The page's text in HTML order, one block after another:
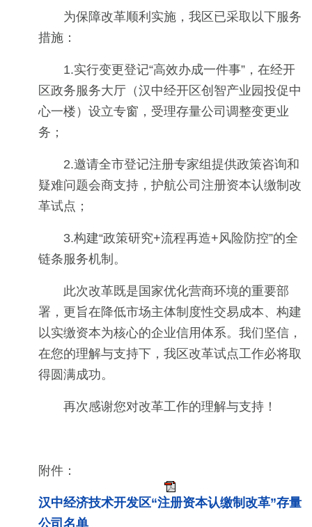
为保障改革顺利实施，我区已采取以下服务
措施：
1.实行变更登记“高效办成一件事”，在经开
区政务服务大厅（汉中经开区创智产业园投促中
心一楼）设立专窗，受理存量公司调整变更业
务；
2.邀请全市登记注册专家组提供政策咨询和
疑难问题会商支持，护航公司注册资本认缴制改
革试点；
3.构建“政策研究+流程再造+风险防控”的全
链条服务机制。
此次改革既是国家优化营商环境的重要部
署，更旨在降低市场主体制度性交易成本、构建
以实缴资本为核心的企业信用体系。我们坚信，
在您的理解与支持下，我区改革试点工作必将取
得圆满成功。
再次感谢您对改革工作的理解与支持！
附件：
汉中经济技术开发区“注册资本认缴制改革”存量
公司名单